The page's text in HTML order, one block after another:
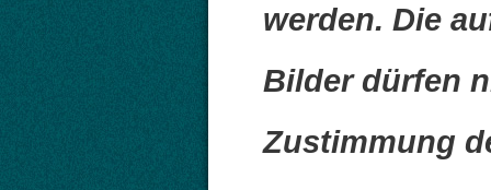
werden. Die
Bilder dürfen
Zustimmung